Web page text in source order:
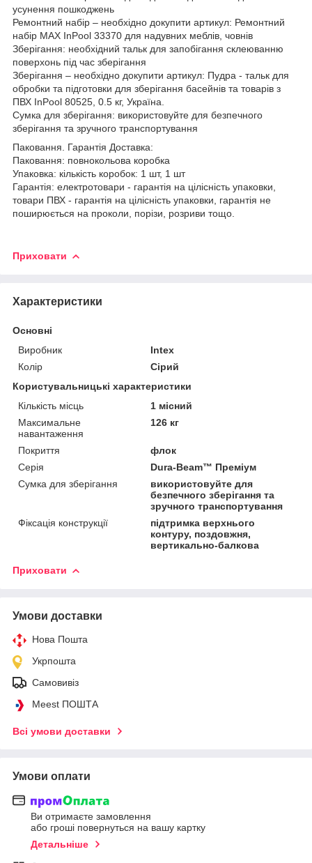
усунення пошкоджень
Ремонтний набір – необхідно докупити артикул: Ремонтний
набір MAX InPool 33370 для надувних меблів, човнів
Зберігання: необхідний тальк для запобігання склеюванню
поверхонь під час зберігання
Зберігання – необхідно докупити артикул: Пудра - тальк для
обробки та підготовки для зберігання басейнів та товарів з
ПВХ InPool 80525, 0.5 кг, Україна.
Сумка для зберігання: використовуйте для безпечного
зберігання та зручного транспортування
Паковання. Гарантія Доставка:
Паковання: повнокольова коробка
Упаковка: кількість коробок: 1 шт, 1 шт
Гарантія: електротовари - гарантія на цілісність упаковки,
товари ПВХ - гарантія на цілісність упаковки, гарантія не
поширюється на проколи, порізи, розриви тощо.
Приховати
Характеристики
Основні
Виробник
Intex
Колір
Сірий
Користувальницькі характеристики
Кількість місць
1 місний
Максимальне
навантаження
126 кг
Покриття
флок
Серія
Dura-Beam™ Преміум
Сумка для зберігання
використовуйте для
безпечного зберігання та
зручного транспортування
Фіксація конструкції
підтримка верхнього
контуру, поздовжня,
вертикально-балкова
Приховати
Умови доставки
Нова Пошта
Укрпошта
Самовивіз
Meest ПОШТА
Всі умови доставки
Умови оплати
Ви отримаєте замовлення
або гроші повернуться на вашу картку
Детальніше